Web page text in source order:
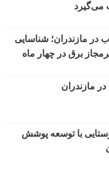
می‌گیرد
در مازندران؛ شناسایی
مازندران
با توسعه پوشش